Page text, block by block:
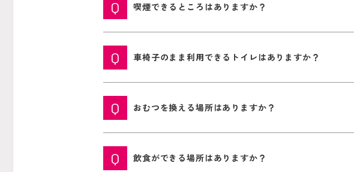
喫煙できるところはありますか？
車椅子のまま利用できるトイレはありますか？
おむつを換える場所はありますか？
飲食ができる場所はありますか？